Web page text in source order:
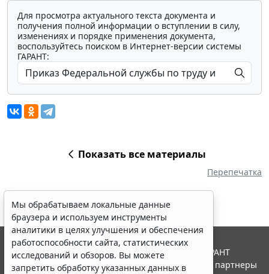
Для просмотра актуального текста документа и
получения полной информации о вступлении в силу,
изменениях и порядке применения документа,
воспользуйтесь поиском в Интернет-версии системы
ГАРАНТ:
Показать все материалы
Перепечатка
Мы обрабатываем локальные данные
браузера и используем инструменты
аналитики в целях улучшения и обеспечения
работоспособности сайта, статистических
исследований и обзоров. Вы можете
запретить обработку указанных данных в
© ООО "НПП "ГАРАНТ-СЕРВИС", 2026. Система ГАРАНТ
выпускается с 1990 года. Компания "Гарант" и ее партнеры